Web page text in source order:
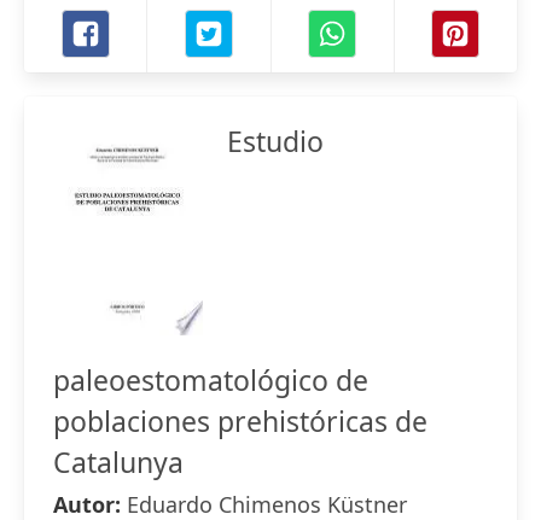
Estudio
paleoestomatológico de
poblaciones prehistóricas de
Catalunya
Autor: Eduardo Chimenos Küstner